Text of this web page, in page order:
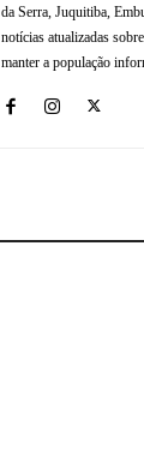
da Serra, Juquitiba,
notícias atualizadas
manter a população